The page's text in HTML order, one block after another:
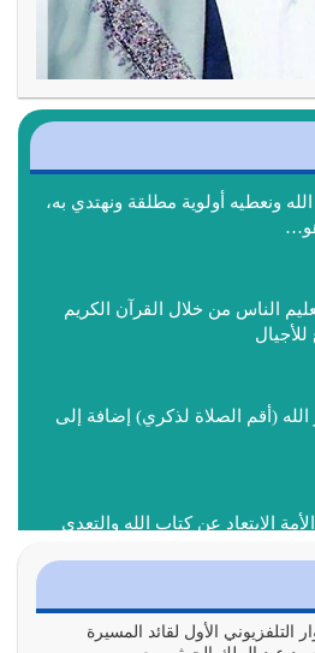
ونعطيه أولوية مطلقة ونهتدي به،
هو…
الناس من خلال القرآن الكريم
الله (أقم الصلاة لذكري) إضافة إلى
الابتعاد عن كتاب الله والتعدي
عن ذكر الله وعن هدى الله
التلفزيوني الأول لقائد المسيرة